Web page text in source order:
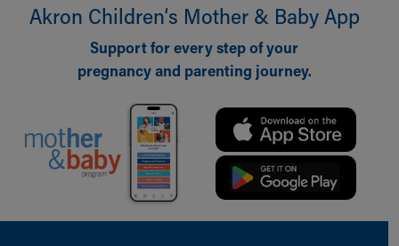
Akron Children‘s Mother & Baby App
Support for every step of your
pregnancy and parenting journey.